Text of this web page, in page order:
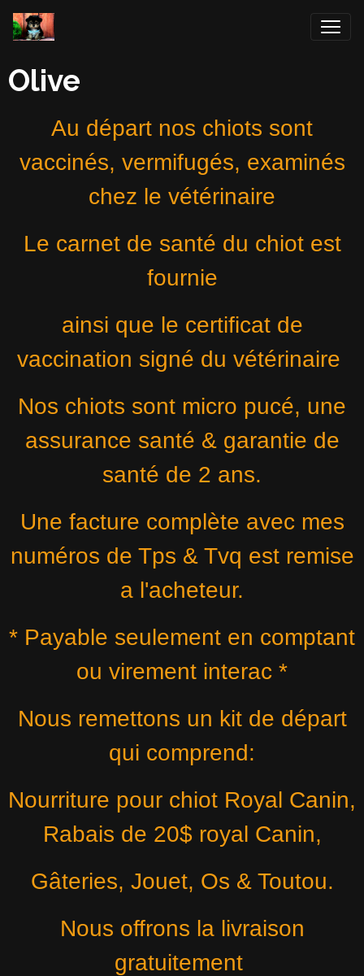
Olive
Au départ nos chiots sont
vaccinés, vermifugés, examinés
chez le vétérinaire
Le carnet de santé du chiot est
fournie
ainsi que le certificat de
vaccination signé du vétérinaire
Nos chiots sont micro pucé, une
assurance santé & garantie de
santé de 2 ans.
Une facture complète avec mes
numéros de Tps & Tvq est remise
a l'acheteur.
* Payable seulement en comptant
ou virement interac *
Nous remettons un kit de départ
qui comprend:
Nourriture pour chiot Royal Canin,
Rabais de 20$ royal Canin,
Gâteries, Jouet, Os & Toutou.
Nous offrons la livraison
gratuitement